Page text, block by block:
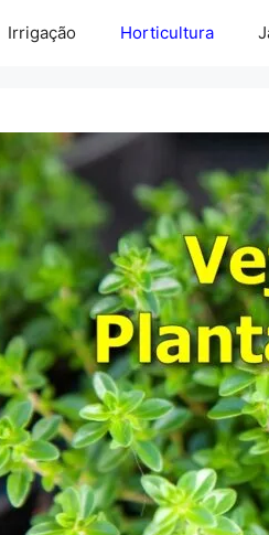
Irrigação Horticultura